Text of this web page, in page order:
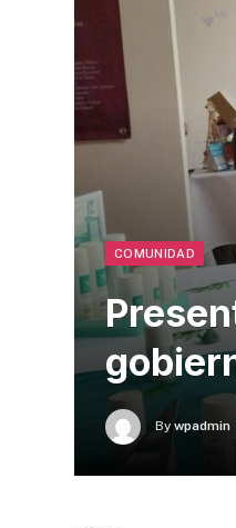
COMUNIDAD
By wpadmin